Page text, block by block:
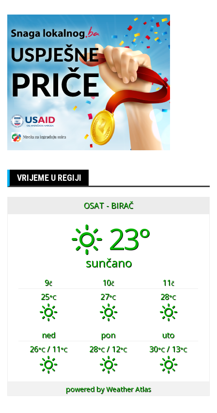
VRIJEME U REGIJI
OSAT - BIRAČ
23°
sunčano
9č 10č 11č
25°C 27°C 28°C
ned pon
uto
26°C/ 11°C 28°C/ 12°C 30°C/ 13°C
powered byWeather Atlas